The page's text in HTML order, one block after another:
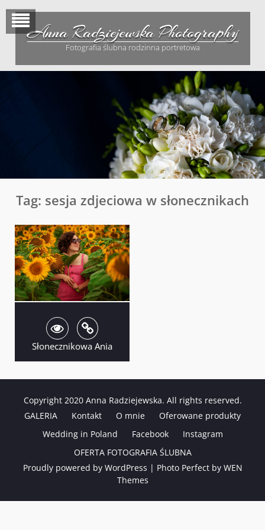
contentAnna Radziejewska Photography
Fotografia ślubna rodzinna portretowa
Tag: sesja zdjeciowa w słonecznikach
Słonecznikowa Ania
Copyright 2020 Anna Radziejewska. All rights reserved.
GALERIA
Kontakt O mnie
Oferowane produkty
Wedding in Poland
Facebook
Instagram
OFERTA FOTOGRAFIA ŚLUBNA
Proudly powered by WordPress | Photo Perfect by WEN
Themes